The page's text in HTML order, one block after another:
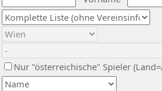
Nur "österreichische" Spieler